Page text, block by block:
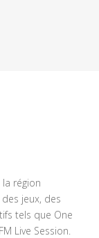
la région
jeux, des
tels que One
Live Session.